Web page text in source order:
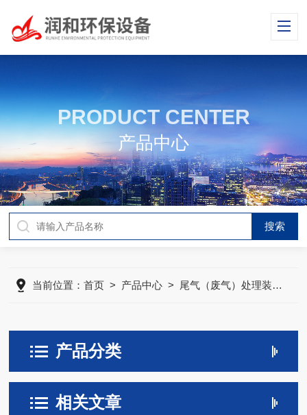
PRODUCT CENTER
产品中心
当前位置：首页 > 产品中心 > 尾气（废气）处理装置
产品分类
相关文章